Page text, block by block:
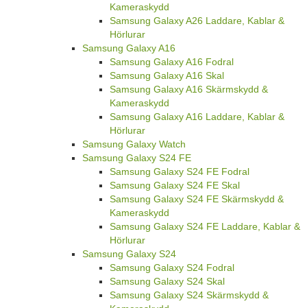
Kameraskydd
Samsung Galaxy A26 Laddare, Kablar &
Hörlurar
Samsung Galaxy A16
Samsung Galaxy A16 Fodral
Samsung Galaxy A16 Skal
Samsung Galaxy A16 Skärmskydd &
Kameraskydd
Samsung Galaxy A16 Laddare, Kablar &
Hörlurar
Samsung Galaxy Watch
Samsung Galaxy S24 FE
Samsung Galaxy S24 FE Fodral
Samsung Galaxy S24 FE Skal
Samsung Galaxy S24 FE Skärmskydd &
Kameraskydd
Samsung Galaxy S24 FE Laddare, Kablar &
Hörlurar
Samsung Galaxy S24
Samsung Galaxy S24 Fodral
Samsung Galaxy S24 Skal
Samsung Galaxy S24 Skärmskydd &